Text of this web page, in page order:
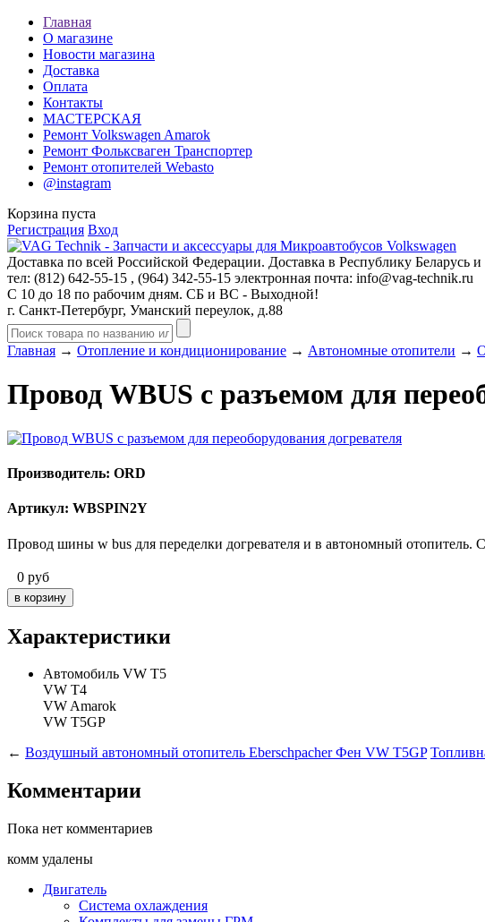
Главная
О магазине
Новости магазина
Доставка
Оплата
Контакты
МАСТЕРСКАЯ
Ремонт Volkswagen Amarok
Ремонт Фольксваген Транспортер
Ремонт отопителей Webasto
@instagram
Корзина пуста
Регистрация Вход
Доставка по всей Российской Федерации. Доставка в Республику Беларусь и
тел: (812) 642-55-15 , (964) 342-55-15 электронная почта: info@vag-technik.ru
С 10 до 18 по рабочим дням. СБ и ВС - Выходной!
г. Санкт-Петербург, Уманский переулок, д.88
Главная → Отопление и кондиционирование → Автономные отопители →
Провод WBUS с разъемом для
Производитель: ORD
Артикул: WBSPIN2Y
Провод шины w bus для переделки догревателя и в автономный отопитель.
0 руб
Характеристики
Автомобиль VW T5
VW T4
VW Amarok
VW T5GP
← Воздушный автономный отопитель Eberschpacher Фен VW T5GP
Комментарии
Пока нет комментариев
комм удалены
Двигатель
Система охлаждения